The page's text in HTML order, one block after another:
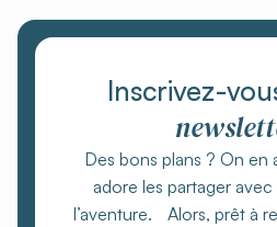
Inscrivez-
Des bons plans ? On en
adore les partager
l’aventure. Alors, prêt à